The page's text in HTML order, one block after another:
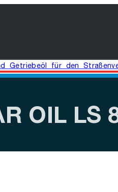
Getriebeöl für den
OIL LS